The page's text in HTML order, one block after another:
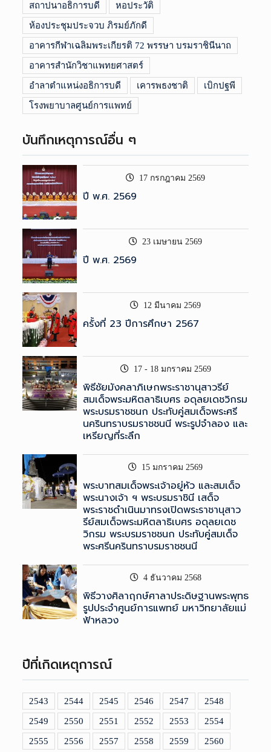
สถาปนาอธิการบดี หอประวัติ
ห้องประชุมประจวบ ภิรมย์ภักดี
อาคารกีฬาเฉลิมพระเกียรติ 72 พรรษา บรมราชินีนาถ
อาคารสำนักวิชาแพทยศาสตร์
อำลาตำแหน่งอธิการบดี เคารพธงชาติ เบิกปฐพี
โรงพยาบาลศูนย์การแพทย์
บันทึกเหตุการณ์อื่น ๆ
17 กรกฎาคม 2569
ปี พ.ศ. 2569
23 เมษายน 2569
ปี พ.ศ. 2569
12 มีนาคม 2569
ครั้งที่ 23 ปีการศึกษา 2567
17 - 18 มกราคม 2569
พิธีชัยมังคลาภิเษกพระราชานุสาวรีย์
สมเด็จพระมหิตลาธิเบศร อดุลยเดชวิกรม
พระบรมราชชนก ประทับคู่สมเด็จพระศรี
นครินทราบรมราชชนนี พระรูปจำลอง และ
เหรียญที่ระลึก
15 มกราคม 2569
พระบาทสมเด็จพระเจ้าอยู่หัว และสมเด็จ
พระนางเจ้า ฯ พระบรมราชินี เสด็จ
พระราชดำเนินมาทรงเปิดพระราชานุสาว
รีย์สมเด็จพระมหิตลาธิเบศร อดุลยเดช
วิกรม พระบรมราชชนก ประทับคู่สมเด็จ
พระศรีนครินทราบรมราชชนนี
4 ธันวาคม 2568
พิธีวางศิลาฤกษ์ศาลาประดิษฐานพระพุทธ
รูปประจำศูนย์การแพทย์ มหาวิทยาลัยแม่
ฟ้าหลวง
ปีที่เกิดเหตุการณ์
2543 2544 2545 2546 2547 2548
2549 2550 2551 2552 2553 2554
2555 2556 2557 2558 2559 2560